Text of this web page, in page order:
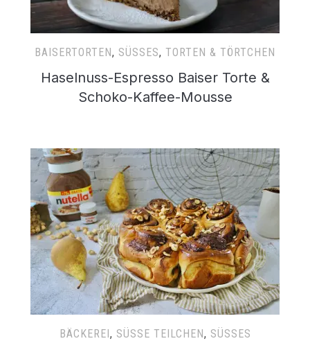
BAISERTORTEN, SÜSSES , TORTEN & TÖRTCHEN
Haselnuss-Espresso Baiser Torte &
Schoko-Kaffee-Mousse
BÄCKEREI, SÜSSE TEILCHEN , SÜSSES